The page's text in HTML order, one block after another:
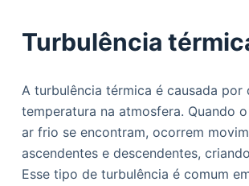
Turbulência
A turbulência térmica é causada por
temperatura na atmosfera. Quando
ar frio se encontram, ocorrem
ascendentes e descendentes,
Esse tipo de turbulência é comum